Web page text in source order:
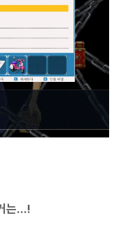
는...!